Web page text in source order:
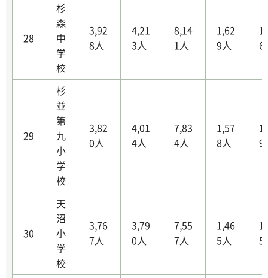
28
杉
森
中
学
校
3,92
8人
4,21
3人
8,14
1人
1,62
9人
6
29
杉
並
第
九
小
学
校
3,82
0人
4,01
4人
7,83
4人
1,57
8人
9
30
天
沼
小
学
校
3,76
7人
3,79
0人
7,55
7人
1,46
5人
5